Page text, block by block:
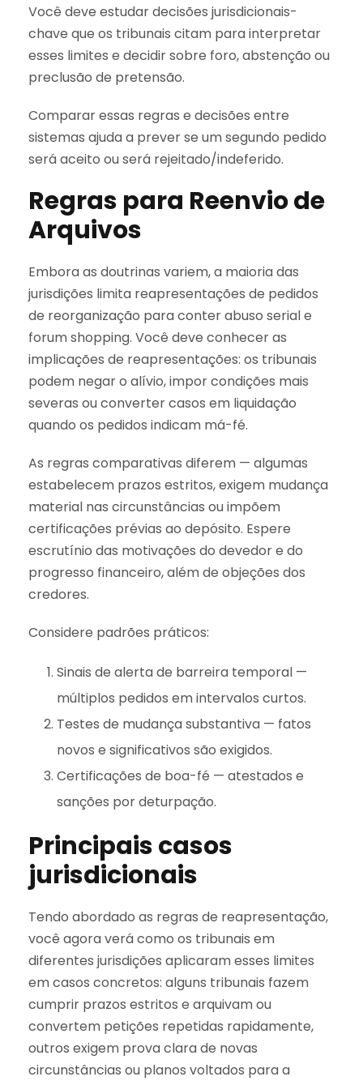
Você deve estudar decisões jurisdicionais-
chave que os tribunais citam para interpretar
esses limites e decidir sobre foro, abstenção ou
preclusão de pretensão.
Comparar essas regras e decisões entre
sistemas ajuda a prever se um segundo pedido
será aceito ou será rejeitado/indeferido.
Regras para Reenvio de
Arquivos
Embora as doutrinas variem, a maioria das
jurisdições limita reapresentações de pedidos
de reorganização para conter abuso serial e
forum shopping. Você deve conhecer as
implicações de reapresentações: os tribunais
podem negar o alívio, impor condições mais
severas ou converter casos em liquidação
quando os pedidos indicam má-fé.
As regras comparativas diferem — algumas
estabelecem prazos estritos, exigem mudança
material nas circunstâncias ou impõem
certificações prévias ao depósito. Espere
escrutínio das motivações do devedor e do
progresso financeiro, além de objeções dos
credores.
Considere padrões práticos:
Sinais de alerta de barreira temporal —
múltiplos pedidos em intervalos curtos.
Testes de mudança substantiva — fatos
novos e significativos são exigidos.
Certificações de boa-fé — atestados e
sanções por deturpação.
Principais casos
jurisdicionais
Tendo abordado as regras de reapresentação,
você agora verá como os tribunais em
diferentes jurisdições aplicaram esses limites
em casos concretos: alguns tribunais fazem
cumprir prazos estritos e arquivam ou
convertem petições repetidas rapidamente,
outros exigem prova clara de novas
circunstâncias ou planos voltados para a